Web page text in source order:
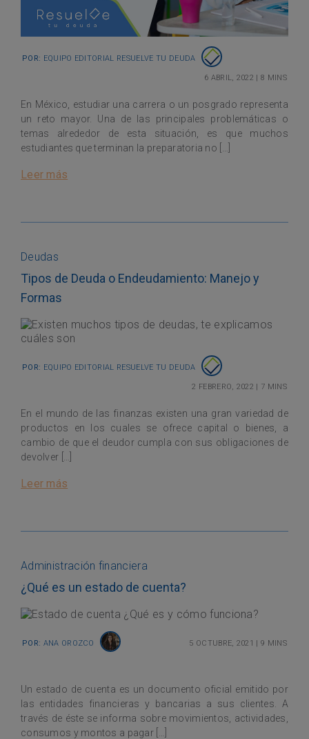
Por: Equipo Editorial Resuelve tu Deuda
6 abril, 2022 |8 mins
En México, estudiar una carrera o un posgrado representa
un reto mayor. Una de las principales problemáticas o
temas alrededor de esta situación, es que muchos
estudiantes que terminan la preparatoria no […]
Leer más
Deudas
Tipos de Deuda o Endeudamiento: Manejo y
Formas
Por: Equipo Editorial Resuelve tu Deuda
2 febrero, 2022 | 7 mins
En el mundo de las finanzas existen una gran variedad de
productos en los cuales se ofrece capital o bienes, a
cambio de que el deudor cumpla con sus obligaciones de
devolver […]
Leer más
Administración financiera
¿Qué es un estado de cuenta?
Por: Ana Orozco 5 octubre, 2021 |9 mins
Un estado de cuenta es un documento oficial emitido por
las entidades financieras y bancarias a sus clientes. A
través de éste se informa sobre movimientos, actividades,
consumos y montos a pagar […]